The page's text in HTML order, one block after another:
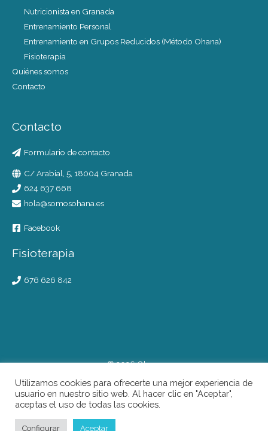
Nutricionista en Granada
Entrenamiento Personal
Entrenamiento en Grupos Reducidos (Método Ohana)
Fisioterapia
Quiénes somos
Contacto
Contacto
Formulario de contacto
C/ Arabial, 5, 18004 Granada
624 637 668
hola@somosohana.es
Facebook
Fisioterapia
676 626 842
© 2026 Ohana
Aviso legal
Privacidad
Utilizamos cookies para ofrecerte una mejor experiencia de
usuario en nuestro sitio web. Al hacer clic en "Aceptar",
aceptas el uso de todas las cookies.
Configurar Aceptar